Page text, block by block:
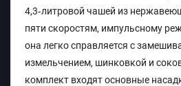
4,3‑литровой чашей из
пяти скоростям, импульсному
она легко справляется с
измельчением, шинковкой и
комплект входят основные